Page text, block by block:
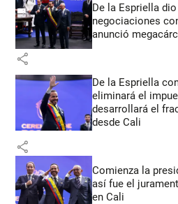
De la Espriella
negociaciones
anunció
share
De la Espriella
eliminará el
desarrollará el
desde Cali
share
Comienza la
así fue el
en Cali